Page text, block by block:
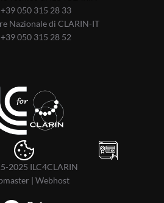
+39 050 315 28 33
Nazionale di CLARIN-IT
+39 050 315 28 52
2025 ILC4CLARIN
| Webhost